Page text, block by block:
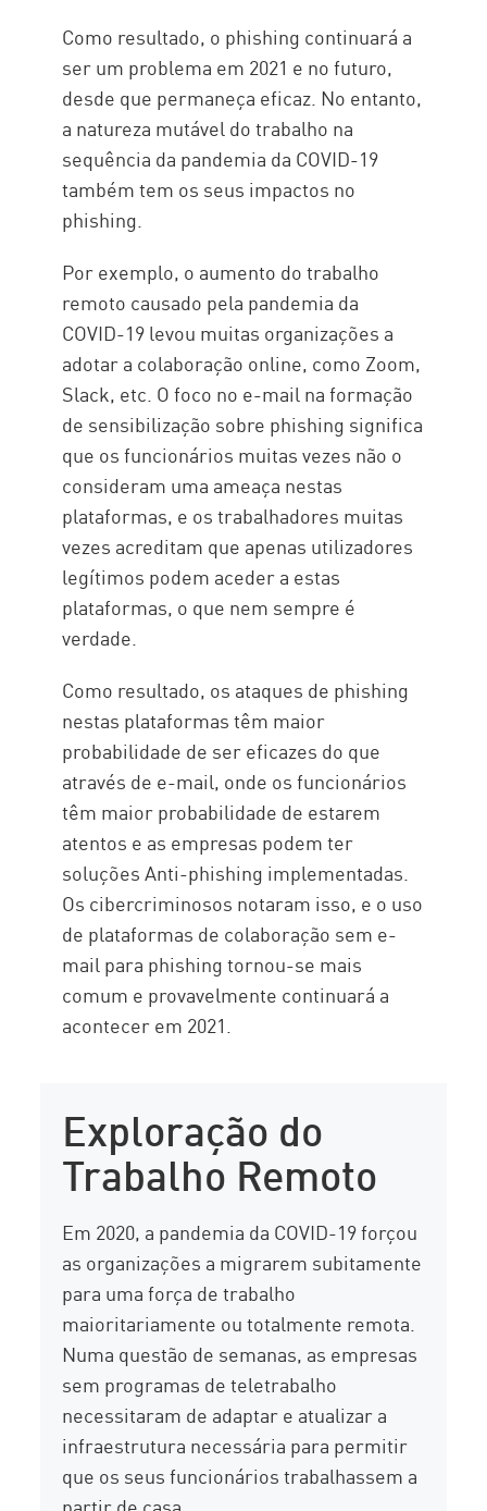
Como resultado, o phishing continuará a
ser um problema em 2021 e no futuro,
desde que permaneça eficaz. No entanto,
a natureza mutável do trabalho na
sequência da pandemia da COVID-19
também tem os seus impactos no
phishing.
Por exemplo, o aumento do trabalho
remoto causado pela pandemia da
COVID-19 levou muitas organizações a
adotar a colaboração online, como Zoom,
Slack, etc. O foco no e-mail na formação
de sensibilização sobre phishing significa
que os funcionários muitas vezes não o
consideram uma ameaça nestas
plataformas, e os trabalhadores muitas
vezes acreditam que apenas utilizadores
legítimos podem aceder a estas
plataformas, o que nem sempre é
verdade.
Como resultado, os ataques de phishing
nestas plataformas têm maior
probabilidade de ser eficazes do que
através de e-mail, onde os funcionários
têm maior probabilidade de estarem
atentos e as empresas podem ter
soluções Anti-phishing implementadas.
Os cibercriminosos notaram isso, e o uso
de plataformas de colaboração sem e-
mail para phishing tornou-se mais
comum e provavelmente continuará a
acontecer em 2021.
Exploração do
Trabalho Remoto
Em 2020, a pandemia da COVID-19 forçou
as organizações a migrarem subitamente
para uma força de trabalho
maioritariamente ou totalmente remota.
Numa questão de semanas, as empresas
sem programas de teletrabalho
necessitaram de adaptar e atualizar a
infraestrutura necessária para permitir
que os seus funcionários trabalhassem a